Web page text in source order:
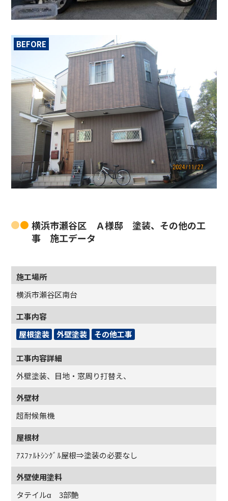
BEFORE
横浜市瀬谷区 Ａ様邸 塗装、その他の工
事 施工データ
施工場所
横浜市瀬谷区南台
工事内容
屋根塗装
外壁塗装 その他工事
工事内容詳細
外壁塗装、目地・窓周り打替え、
外壁材
超耐候無機
屋根材
ｱｽﾌｧﾙﾄｼﾝｸﾞﾙ屋根⇒塗装の必要なし
外壁使用塗料
タテイルα 3部艶